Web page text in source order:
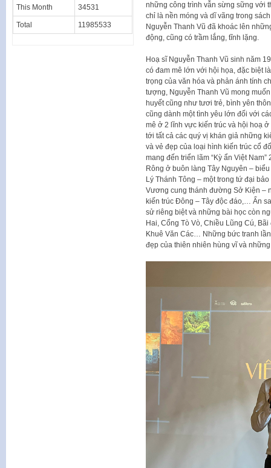
những công trình vẫn sừng sững với
chỉ là nền móng và dĩ vãng trong
Nguyễn Thanh Vũ đã khoác lên
động, cũng có trầm lắng, tĩnh lặng.
Hoạ sĩ Nguyễn Thanh Vũ sinh năm
có đam mê lớn với hội họa, đặc biệt
trọng của văn hóa và phản ánh tính
tượng, Nguyễn Thanh Vũ mong
huyết cũng như tươi trẻ, bình yên
cũng dành một tình yêu lớn đối với
mê ở 2 lĩnh vực kiến trúc và hội hoạ
tới tất cả các quý vị khán giả những
và vẻ đẹp của loại hình kiến trúc cổ
mang đến triển lãm “Kỳ ẩn Việt
Rông ở buôn làng Tây Nguyên –
Lý Thánh Tông – một trong tứ đại
Vương cung thánh đường Sở Kiện –
kiến trúc Đông – Tây độc đáo,… Ẩn
sử riêng biệt và những bài học còn
Hai, Cổng Tò Vò, Chiều Lũng Cú,
Khuê Văn Các… Những bức tranh
đẹp của thiên nhiên hùng vĩ và
This Month 34531
Total 11985533